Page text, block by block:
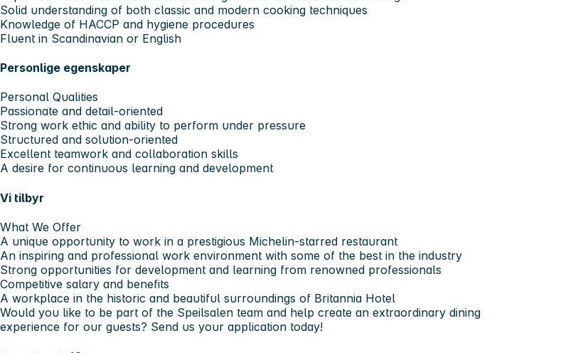
Solid understanding of both classic and modern cooking techniques
Knowledge of HACCP and hygiene procedures
Fluent in Scandinavian or English
Personlige egenskaper
Personal Qualities
Passionate and detail-oriented
Strong work ethic and ability to perform under pressure
Structured and solution-oriented
Excellent teamwork and collaboration skills
A desire for continuous learning and development
Vi tilbyr
What We Offer
A unique opportunity to work in a prestigious Michelin-starred restaurant
An inspiring and professional work environment with some of the best in the industry
Strong opportunities for development and learning from renowned professionals
Competitive salary and benefits
A workplace in the historic and beautiful surroundings of Britannia Hotel
Would you like to be part of the Speilsalen team and help create an extraordinary dining
experience for our guests? Send us your application today!